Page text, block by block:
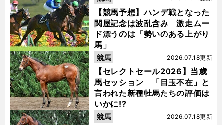
【競馬予想】ハンデ戦となった
関屋記念は波乱含み 激走ムー
ド漂うのは「勢いのある上がり
馬」
【セレクトセール2026】当歳
馬セッション 「目玉不在」と
言われた新種牡馬たちの評価は
いかに!?
2026.07.18更新
競馬
2026.07.18更新
競馬